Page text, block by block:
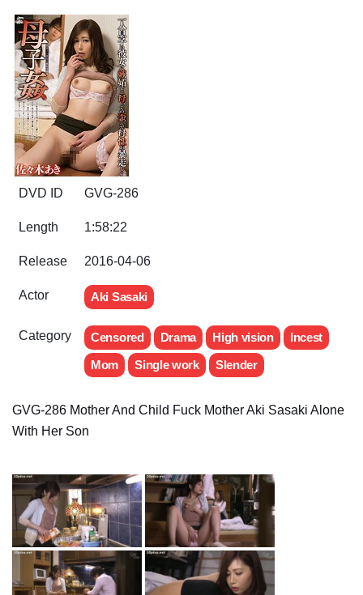
DVD ID GVG-286
Length 1:58:22
Release 2016-04-06
Actor Aki Sasaki
Category Censored Drama High vision
Incest
Mom
Single work Slender
GVG-286 Mother And Child Fuck Mother Aki Sasaki Alone
With Her Son